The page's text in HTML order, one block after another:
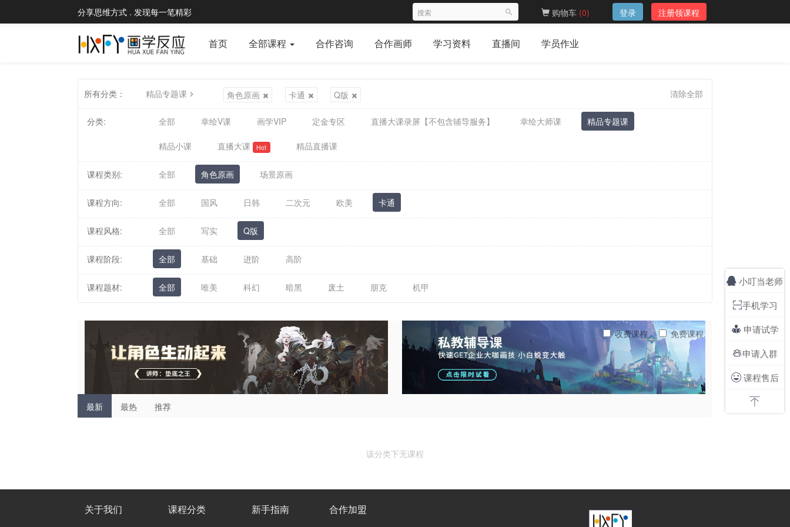
分享思维方式 . 发现每一笔精彩 购物车 (0) 登录 注册领课程
首页 全部课程 合作咨询 合作画师 学习资料 直播间 学员作业
所有分类： 精品专题课 角色原画 卡通 Q版 清除全部
分类: 全部 幸绘V课 画学VIP 定金专区 直播大课录屏【不包含辅导服务】 幸绘大师课 精品专题课
精品小课 直播大课 Hot 精品直播课
课程类别: 全部 角色原画 场景原画
课程方向: 全部 国风 日韩 二次元 欧美 卡通
课程风格: 全部 写实 Q版
课程阶段: 全部 基础 进阶 高阶
课程题材: 全部 唯美 科幻 暗黑 废土 朋克 机甲
最新 最热 推荐
收费课程 免费课程
该分类下无课程
关于我们 课程分类 新手指南 合作加盟
 小叮当老师
手机学习
 申请试学
申请入群
课程售后
